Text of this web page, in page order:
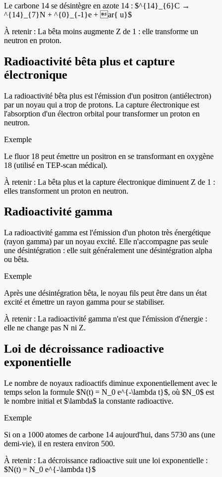
Le carbone 14 se désintègre en azote 14 : $^{14}_{6}C →
^{14}_{7}N + ^{0}_{-1}e + ar{ u}$
À retenir : La bêta moins augmente Z de 1 : elle transforme un
neutron en proton.
Radioactivité bêta plus et capture
électronique
La radioactivité bêta plus est l'émission d'un positron (antiélectron)
par un noyau qui a trop de protons. La capture électronique est
l'absorption d'un électron orbital pour transformer un proton en
neutron.
Exemple
Le fluor 18 peut émettre un positron en se transformant en oxygène
18 (utilisé en TEP-scan médical).
À retenir : La bêta plus et la capture électronique diminuent Z de 1 :
elles transforment un proton en neutron.
Radioactivité gamma
La radioactivité gamma est l'émission d'un photon très énergétique
(rayon gamma) par un noyau excité. Elle n'accompagne pas seule
une désintégration : elle suit généralement une désintégration alpha
ou bêta.
Exemple
Après une désintégration bêta, le noyau fils peut être dans un état
excité et émettre un rayon gamma pour se stabiliser.
À retenir : La radioactivité gamma n'est que l'émission d'énergie :
elle ne change pas N ni Z.
Loi de décroissance radioactive
exponentielle
Le nombre de noyaux radioactifs diminue exponentiellement avec le
temps selon la formule $N(t) = N_0 e^{-\lambda t}$, où $N_0$ est
le nombre initial et $\lambda$ la constante radioactive.
Exemple
Si on a 1000 atomes de carbone 14 aujourd'hui, dans 5730 ans (une
demi-vie), il en restera environ 500.
À retenir : La décroissance radioactive suit une loi exponentielle :
$N(t) = N_0 e^{-\lambda t}$